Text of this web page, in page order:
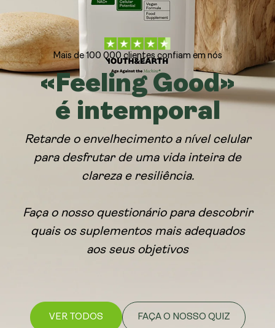
Mais de 100 000 clientes confiam em nós
«Feeling Good»
é intemporal
Retarde o envelhecimento a nível celular
para desfrutar de uma vida inteira de
clareza e resiliência.
Faça o nosso questionário para descobrir
quais os suplementos mais adequados
aos seus objetivos
VER TODOS FAÇA O NOSSO QUIZ